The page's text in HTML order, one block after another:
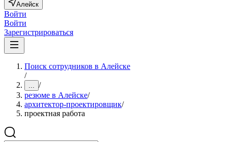
Алейск
Войти
Войти
Зарегистрироваться
Поиск сотрудников в Алейске
/
... /
резюме в Алейске/
архитектор-проектировщик/
проектная работа